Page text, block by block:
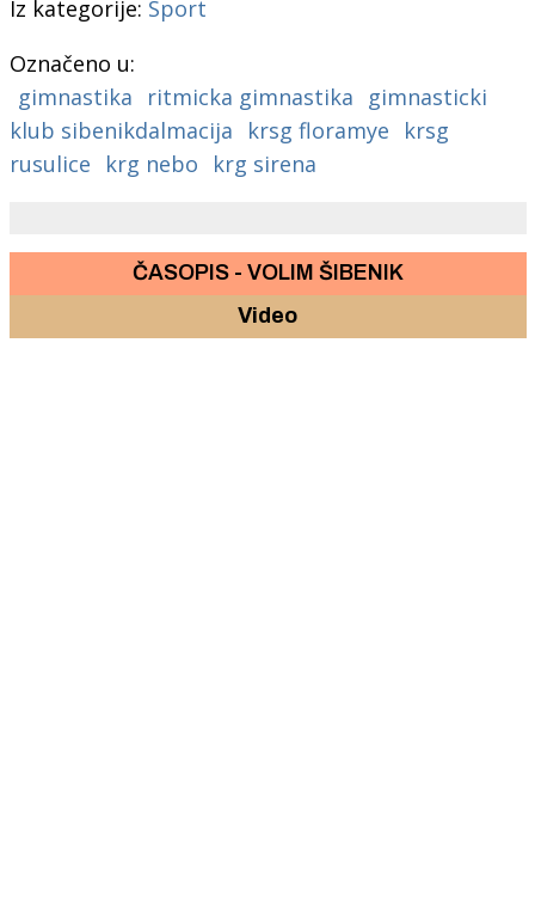
Iz kategorije: Sport
Označeno u:
gimnastika
ritmicka gimnastika
gimnasticki
klub sibenikdalmacija
krsg floramye
krsg
rusulice
krg nebo krg sirena
ČASOPIS - VOLIM ŠIBENIK
Video